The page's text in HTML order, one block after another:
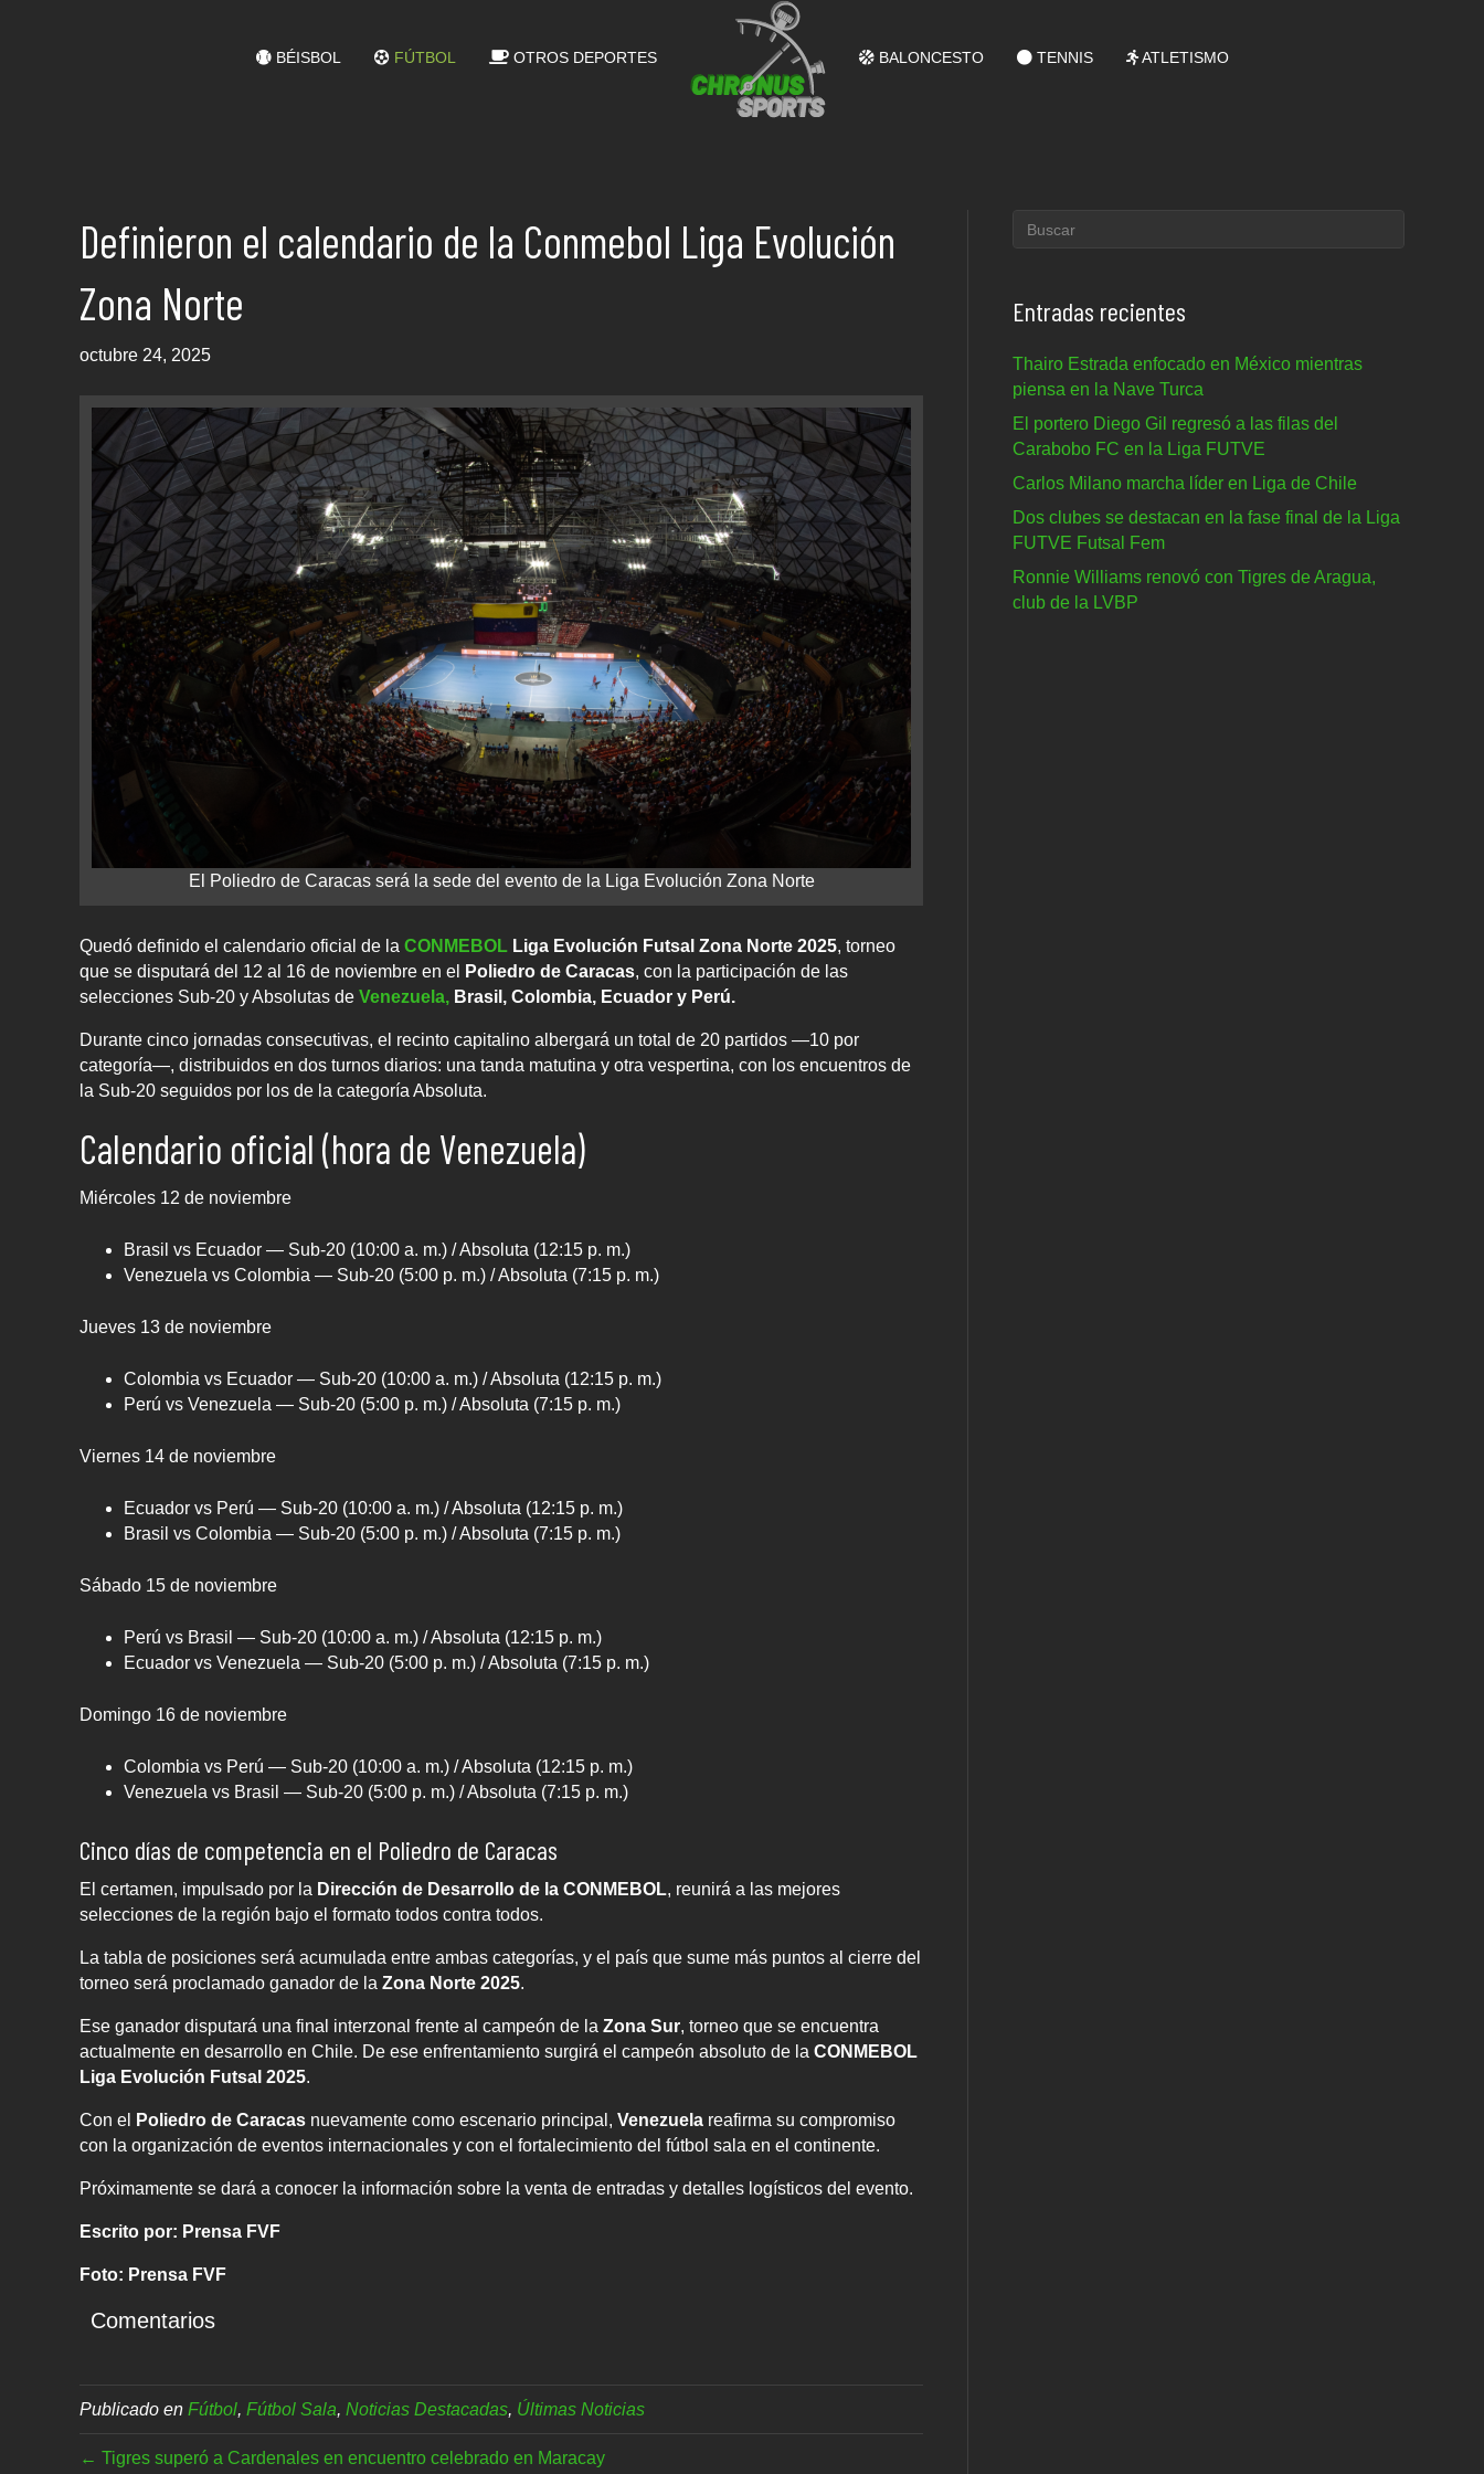
BÉISBOL FÚTBOL OTROS DEPORTES BALONCESTO TENNIS ATLETISMO
Definieron el calendario de la Conmebol Liga Evolución
Zona Norte
octubre 24, 2025
El Poliedro de Caracas será la sede del evento de la Liga Evolución Zona Norte
Quedó definido el calendario oficial de la CONMEBOL Liga Evolución Futsal Zona Norte 2025, torneo
que se disputará del 12 al 16 de noviembre en el
Poliedro de Caracas, con la participación de las
selecciones Sub-20 y Absolutas de Venezuela, Brasil, Colombia, Ecuador y Perú.
Durante cinco jornadas consecutivas, el recinto capitalino albergará un total de 20 partidos —10 por
categoría—, distribuidos en dos turnos diarios: una tanda matutina y otra vespertina, con los encuentros de
la Sub-20 seguidos por los de la categoría Absoluta.
Calendario oficial (hora de Venezuela)
Miércoles 12 de noviembre
Brasil vs Ecuador — Sub-20 (10:00 a. m.) / Absoluta (12:15 p. m.)
Venezuela vs Colombia — Sub-20 (5:00 p. m.) / Absoluta (7:15 p. m.)
Jueves 13 de noviembre
Colombia vs Ecuador — Sub-20 (10:00 a. m.) / Absoluta (12:15 p. m.)
Perú vs Venezuela — Sub-20 (5:00 p. m.) / Absoluta (7:15 p. m.)
Viernes 14 de noviembre
Ecuador vs Perú — Sub-20 (10:00 a. m.) / Absoluta (12:15 p. m.)
Brasil vs Colombia — Sub-20 (5:00 p. m.) / Absoluta (7:15 p. m.)
Sábado 15 de noviembre
Perú vs Brasil — Sub-20 (10:00 a. m.) / Absoluta (12:15 p. m.)
Ecuador vs Venezuela — Sub-20 (5:00 p. m.) / Absoluta (7:15 p. m.)
Domingo 16 de noviembre
Colombia vs Perú — Sub-20 (10:00 a. m.) / Absoluta (12:15 p. m.)
Venezuela vs Brasil — Sub-20 (5:00 p. m.) / Absoluta (7:15 p. m.)
Cinco días de competencia en el Poliedro de Caracas
El certamen, impulsado por la Dirección de Desarrollo de la CONMEBOL, reunirá a las mejores
selecciones de la región bajo el formato todos contra todos.
La tabla de posiciones será acumulada entre ambas categorías, y el país que sume más puntos al cierre del
torneo será proclamado ganador de la Zona Norte 2025.
Ese ganador disputará una final interzonal frente al campeón de la Zona Sur, torneo que se encuentra
actualmente en desarrollo en Chile. De ese enfrentamiento surgirá el campeón absoluto de la CONMEBOL
Liga Evolución Futsal 2025.
Con el Poliedro de Caracas nuevamente como escenario principal, Venezuela reafirma su compromiso
con la organización de eventos internacionales y con el fortalecimiento del fútbol sala en el continente.
Próximamente se dará a conocer la información sobre la venta de entradas y detalles logísticos del evento.
Escrito por: Prensa FVF
Foto: Prensa FVF
Comentarios
Publicado en Fútbol, Fútbol Sala, Noticias Destacadas, Últimas Noticias
← Tigres superó a Cardenales en encuentro celebrado en Maracay
Entradas recientes
Thairo Estrada enfocado en México mientras
piensa en la Nave Turca
El portero Diego Gil regresó a las filas del
Carabobo FC en la Liga FUTVE
Carlos Milano marcha líder en Liga de Chile
Dos clubes se destacan en la fase final de la Liga
FUTVE Futsal Fem
Ronnie Williams renovó con Tigres de Aragua,
club de la LVBP